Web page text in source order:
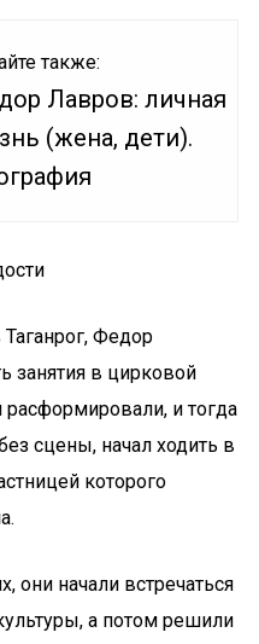
также:
Лавров: личная
(жена, дети).
Федор
занятия в цирковой
и тогда
сцены, начал ходить в
которого
они начали встречаться
а потом решили